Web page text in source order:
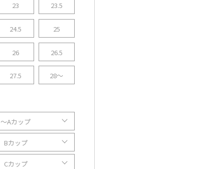
23 23.5
24.5 25
26 26.5
27.5 28～
～Aカップ
Bカップ
Cカップ